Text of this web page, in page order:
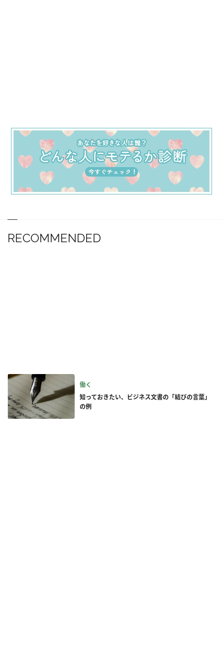
RECOMMENDED
働く
知っておきたい、ビジネス文書の「結びの言葉」
の例